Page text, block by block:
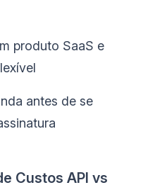
produto SaaS e
antes de se
Custos API vs